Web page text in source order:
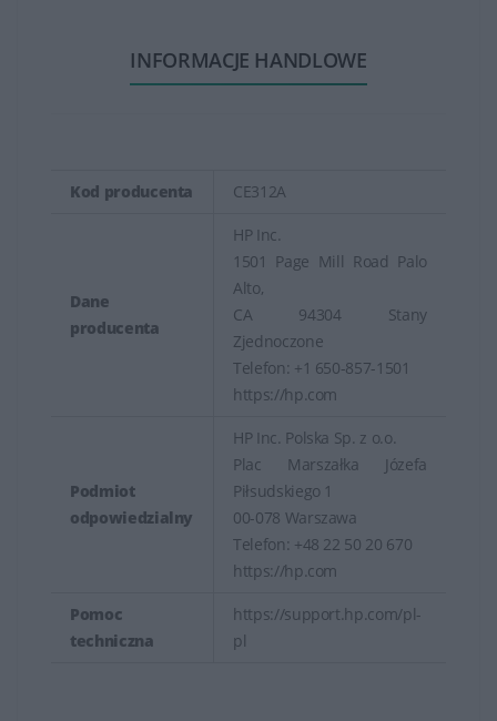
INFORMACJE HANDLOWE
Kod producenta CE312A
Dane
producenta
HP Inc.
1501 Page Mill Road Palo
Alto,
CA 94304 Stany
Zjednoczone
Telefon: +1 650-857-1501
https://hp.com
Podmiot
odpowiedzialny
HP Inc. Polska Sp. z o.o.
Plac Marszałka Józefa
Piłsudskiego 1
00-078 Warszawa
Telefon: +48 22 50 20 670
https://hp.com
Pomoc
techniczna
https://support.hp.com/pl-
pl